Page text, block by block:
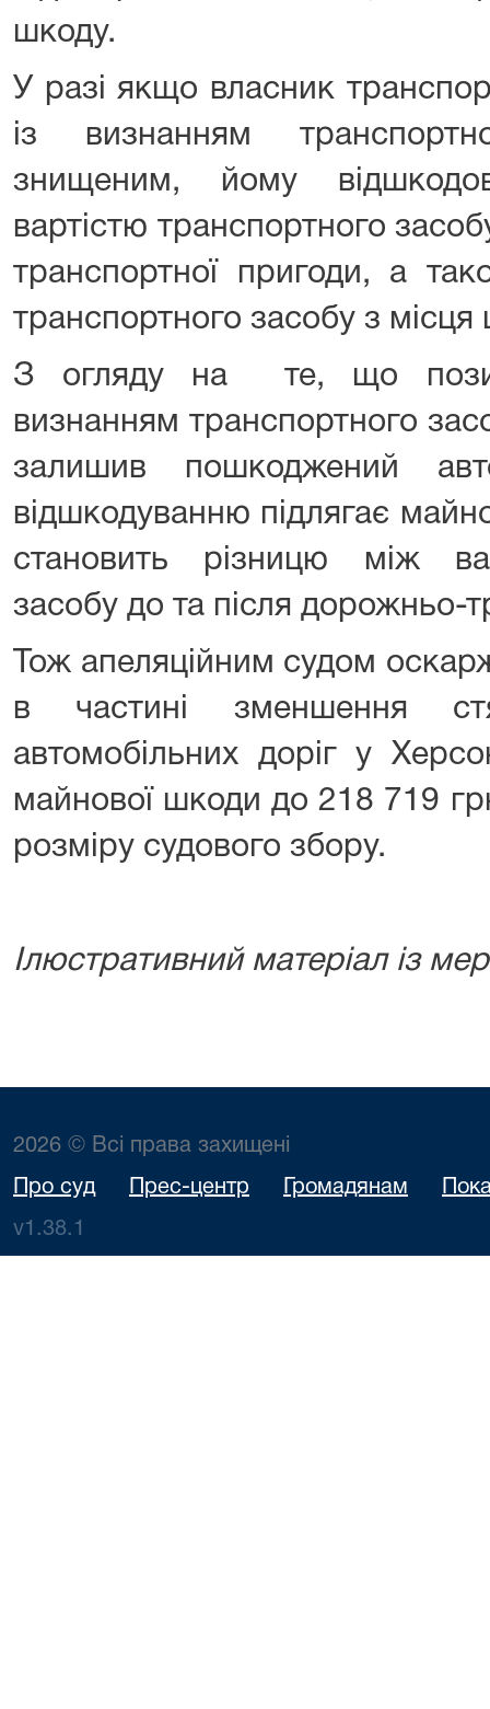
шкоду.
У разі якщо власник
із визнанням
знищеним, йому
вартістю транспортного
транспортної пригоди, а
транспортного засобу з місця
З огляду на те, що
визнанням транспортного
залишив пошкоджений
відшкодуванню підлягає
становить різницю між
засобу до та після дорожньо-
Тож апеляційним судом
в частині зменшення
автомобільних доріг у
майнової шкоди до 218 719
розміру судового збору.
Ілюстративний матеріал із
2026 © Всі права захищені
Про суд Прес-центр Громадянам
v1.38.1